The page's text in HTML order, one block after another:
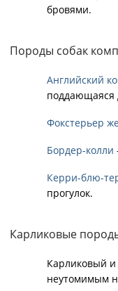
бровями.
Породы собак
Английский
поддающаяся
Фокстерьер
Бордер-колли
Керри-блю-
прогулок.
Карликовые
Карликовый
неутомимым